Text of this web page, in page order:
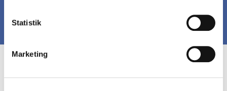
Statistik
Marketing